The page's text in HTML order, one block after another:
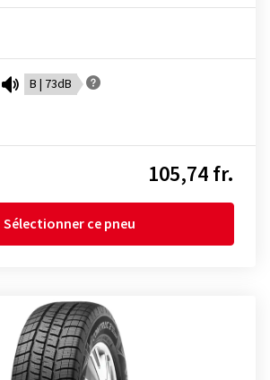
B | 73dB
105,74 fr.
Sélectionner ce pneu